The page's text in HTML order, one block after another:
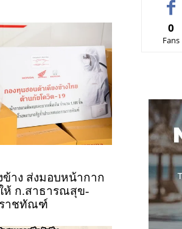
าง ส่งมอบหน้ากาก
ห้ ก.สาธารณสุข-
ราชทัณฑ์
0
Fans